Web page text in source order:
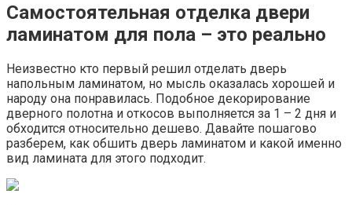
Самостоятельная отделка двери
ламинатом для пола – это реально
Неизвестно кто первый решил отделать дверь
напольным ламинатом, но мысль оказалась хорошей и
народу она понравилась. Подобное декорирование
дверного полотна и откосов выполняется за 1 – 2 дня и
обходится относительно дешево. Давайте пошагово
разберем, как обшить дверь ламинатом и какой именно
вид ламината для этого подходит.